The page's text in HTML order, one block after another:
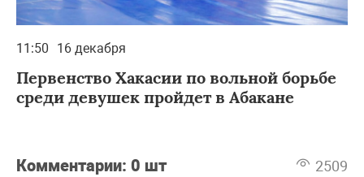
11:50 16 декабря
Первенство Хакасии по вольной борьбе
среди девушек пройдет в Абакане
Комментарии: 0 шт 2509